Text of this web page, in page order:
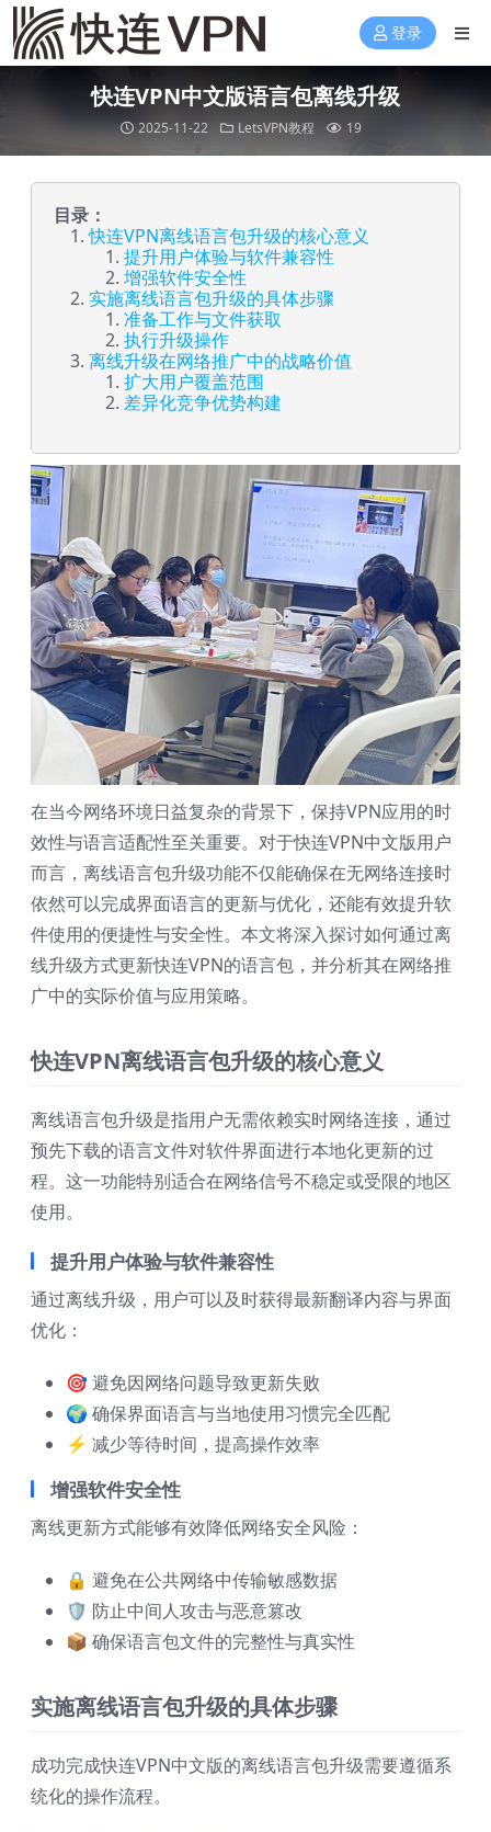
登录
快连VPN中文版语言包离线升级
2025-11-22 LetsVPN教程 19
目录：
快连VPN离线语言包升级的核心意义
提升用户体验与软件兼容性
增强软件安全性
实施离线语言包升级的具体步骤
准备工作与文件获取
执行升级操作
离线升级在网络推广中的战略价值
扩大用户覆盖范围
差异化竞争优势构建
在当今网络环境日益复杂的背景下，保持VPN应用的时
效性与语言适配性至关重要。对于快连VPN中文版用户
而言，离线语言包升级功能不仅能确保在无网络连接时
依然可以完成界面语言的更新与优化，还能有效提升软
件使用的便捷性与安全性。本文将深入探讨如何通过离
线升级方式更新快连VPN的语言包，并分析其在网络推
广中的实际价值与应用策略。
快连VPN离线语言包升级的核心意义
离线语言包升级是指用户无需依赖实时网络连接，通过
预先下载的语言文件对软件界面进行本地化更新的过
程。这一功能特别适合在网络信号不稳定或受限的地区
使用。
提升用户体验与软件兼容性
通过离线升级，用户可以及时获得最新翻译内容与界面
优化：
🎯 避免因网络问题导致更新失败
🌍 确保界面语言与当地使用习惯完全匹配
⚡ 减少等待时间，提高操作效率
增强软件安全性
离线更新方式能够有效降低网络安全风险：
🔒 避免在公共网络中传输敏感数据
🛡️ 防止中间人攻击与恶意篡改
📦 确保语言包文件的完整性与真实性
实施离线语言包升级的具体步骤
成功完成快连VPN中文版的离线语言包升级需要遵循系
统化的操作流程。